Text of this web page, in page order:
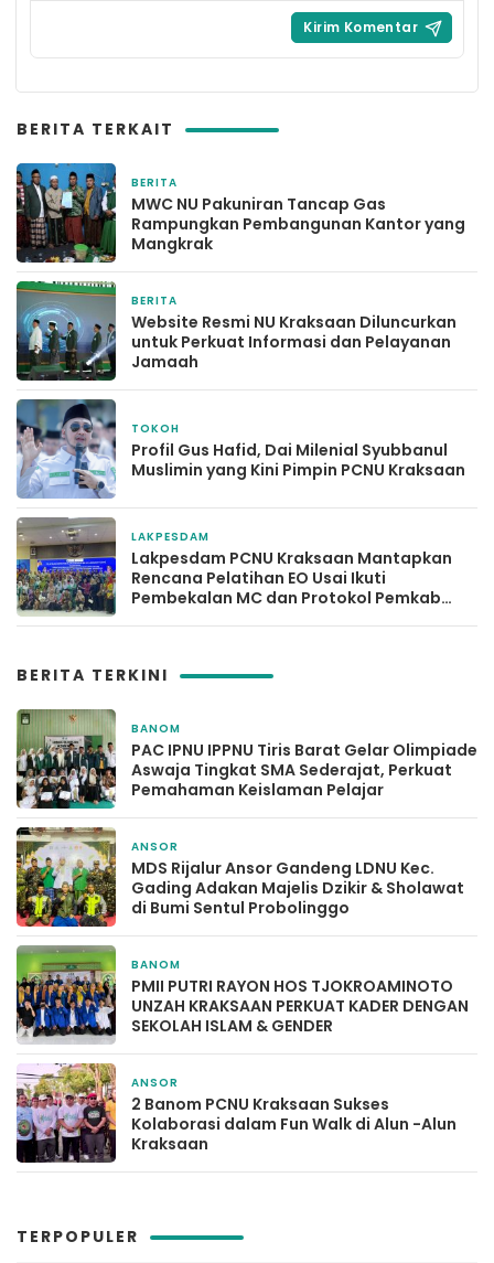
BERITA TERKAIT
BERITA
MWC NU Pakuniran Tancap Gas
Rampungkan Pembangunan Kantor yang
Mangkrak
BERITA
Website Resmi NU Kraksaan Diluncurkan
untuk Perkuat Informasi dan Pelayanan
Jamaah
TOKOH
Profil Gus Hafid, Dai Milenial Syubbanul
Muslimin yang Kini Pimpin PCNU Kraksaan
LAKPESDAM
Lakpesdam PCNU Kraksaan Mantapkan
Rencana Pelatihan EO Usai Ikuti
Pembekalan MC dan Protokol Pemkab
BERITA TERKINI
BANOM
PAC IPNU IPPNU Tiris Barat Gelar Olimpiade
Aswaja Tingkat SMA Sederajat, Perkuat
Pemahaman Keislaman Pelajar
ANSOR
MDS Rijalur Ansor Gandeng LDNU Kec.
Gading Adakan Majelis Dzikir & Sholawat
di Bumi Sentul Probolinggo
BANOM
PMII PUTRI RAYON HOS TJOKROAMINOTO
UNZAH KRAKSAAN PERKUAT KADER DENGAN
SEKOLAH ISLAM & GENDER
ANSOR
2 Banom PCNU Kraksaan Sukses
Kolaborasi dalam Fun Walk di Alun -Alun
Kraksaan
TERPOPULER